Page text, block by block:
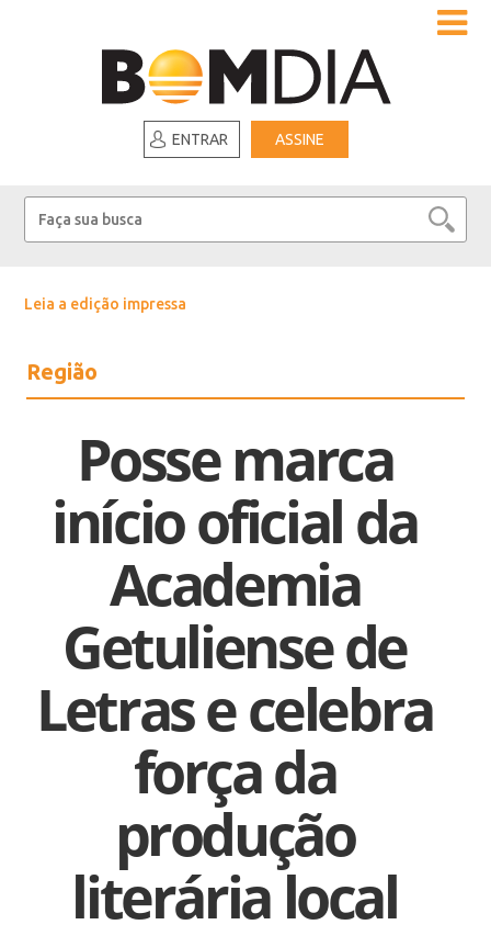
ENTRAR ASSINE
Leia a edição impressa
Região
Posse marca
início oficial da
Academia
Getuliense de
Letras e celebra
força da
produção
literária local